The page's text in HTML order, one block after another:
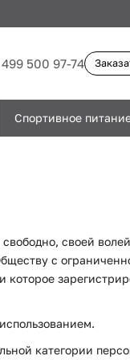
499 500 97-74
Спортивное
свободно, своей
с
и которое
категории